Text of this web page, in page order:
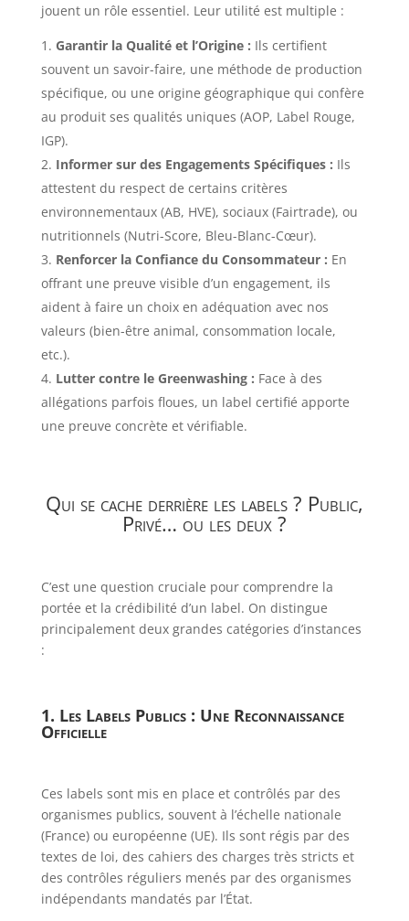
jouent un rôle essentiel. Leur utilité est multiple :
Garantir la Qualité et l’Origine : Ils certifient
souvent un savoir-faire, une méthode de production
spécifique, ou une origine géographique qui confère
au produit ses qualités uniques (AOP, Label Rouge,
IGP).
Informer sur des Engagements Spécifiques : Ils
attestent du respect de certains critères
environnementaux (AB, HVE), sociaux (Fairtrade), ou
nutritionnels (Nutri-Score, Bleu-Blanc-Cœur).
Renforcer la Confiance du Consommateur : En
offrant une preuve visible d’un engagement, ils
aident à faire un choix en adéquation avec nos
valeurs (bien-être animal, consommation locale,
etc.).
Lutter contre le Greenwashing : Face à des
allégations parfois floues, un label certifié apporte
une preuve concrète et vérifiable.
Qui se cache derrière les labels ? Public,
Privé… ou les deux ?
C’est une question cruciale pour comprendre la
portée et la crédibilité d’un label. On distingue
principalement deux grandes catégories d’instances
:
1. Les Labels Publics : Une Reconnaissance
Officielle
Ces labels sont mis en place et contrôlés par des
organismes publics, souvent à l’échelle nationale
(France) ou européenne (UE). Ils sont régis par des
textes de loi, des cahiers des charges très stricts et
des contrôles réguliers menés par des organismes
indépendants mandatés par l’État.